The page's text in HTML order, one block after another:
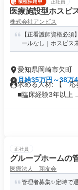
正社員
医療施設型ホスピ
株式会社アンビス
【正看護師資格必
ールなし｜ホスピス
愛知県岡崎市欠町
月給35万円～38万
求める人材: 【 応
■臨床経験3年以上 ...
正社員
グループホームの
医療法人 翔友会
管理者募集✨定時で